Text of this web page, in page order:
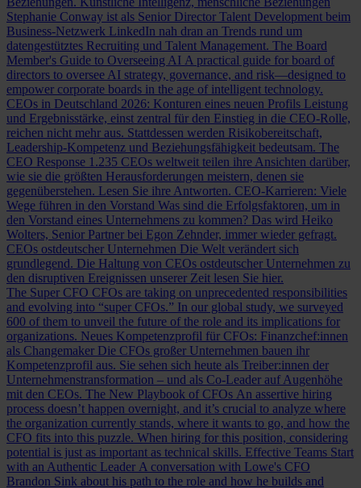
Stephanie Conway ist als Senior Director Talent Development beim
Business-Netzwerk LinkedIn nah dran an Trends rund um
datengestütztes Recruiting und Talent Management. The Board
Member's Guide to Overseeing AI A practical guide for board of
directors to oversee AI strategy, governance, and risk—designed to
empower corporate boards in the age of intelligent technology.
CEOs in Deutschland 2026: Konturen eines neuen Profils Leistung
und Ergebnisstärke, einst zentral für den Einstieg in die CEO-Rolle,
reichen nicht mehr aus. Stattdessen werden Risikobereitschaft,
Leadership-Kompetenz und Beziehungsfähigkeit bedeutsam. The
CEO Response 1.235 CEOs weltweit teilen ihre Ansichten darüber,
wie sie die größten Herausforderungen meistern, denen sie
gegenüberstehen. Lesen Sie ihre Antworten. CEO-Karrieren: Viele
Wege führen in den Vorstand Was sind die Erfolgsfaktoren, um in
den Vorstand eines Unternehmens zu kommen? Das wird Heiko
Wolters, Senior Partner bei Egon Zehnder, immer wieder gefragt.
CEOs ostdeutscher Unternehmen Die Welt verändert sich
grundlegend. Die Haltung von CEOs ostdeutscher Unternehmen zu
den disruptiven Ereignissen unserer Zeit lesen Sie hier.
The Super CFO CFOs are taking on unprecedented responsibilities
and evolving into “super CFOs.” In our global study, we surveyed
600 of them to unveil the future of the role and its implications for
organizations. Neues Kompetenzprofil für CFOs: Finanzchef:innen
als Changemaker Die CFOs großer Unternehmen bauen ihr
Kompetenzprofil aus. Sie sehen sich heute als Treiber:innen der
Unternehmenstransformation – und als Co-Leader auf Augenhöhe
mit den CEOs. The New Playbook of CFOs An assertive hiring
process doesn’t happen overnight, and it’s crucial to analyze where
the organization currently stands, where it wants to go, and how the
CFO fits into this puzzle. When hiring for this position, considering
potential is just as important as technical skills. Effective Teams Start
with an Authentic Leader A conversation with Lowe's CFO
Brandon Sink about his path to the role and how he builds and